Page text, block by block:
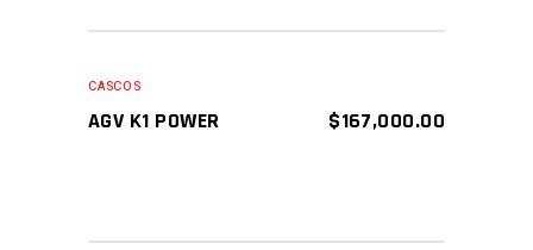
CASCOS
AGV K1 POWER $167,000.00